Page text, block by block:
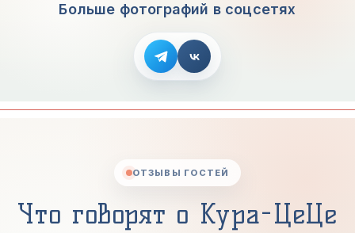
Больше фотографий в соцсетях
ОТЗЫВЫ ГОСТЕЙ
Что говорят о Кура-ЦеЦе